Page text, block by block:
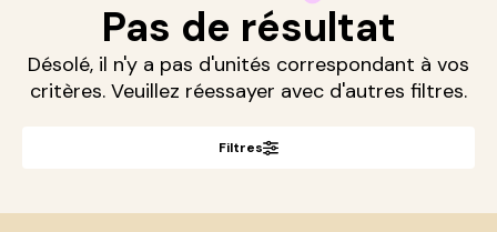
Pas de résultat
Désolé, il n'y a pas d'unités correspondant à vos
critères. Veuillez réessayer avec d'autres filtres.
Filtres